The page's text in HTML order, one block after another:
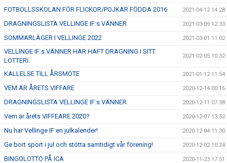
FOTBOLLSSKOLAN FÖR FLICKOR/POJKAR FÖDDA 2016 2021-04-12 14:28
DRAGNINGSLISTA VELLINGE IF:s VÄNNER 2021-03-09 12:33
SOMMARLÄGER I VELLINGE 2022 2021-03-01 11:02
VELLINGE IF:s VÄNNER HAR HAFT DRAGNING I SITT
LOTTERI.
2021-02-05 10:32
KALLELSE TILL ÅRSMÖTE 2021-01-12 11:54
VEM ÄR ÅRETS VIFFARE 2020-12-14 00:16
DRAGNINGSLISTA VELLINGE IF:s VÄNNER 2020-12-11 07:38
Vem är årets VIFFEARE 2020? 2020-12-07 13:52
Nu har Vellinge IF en julkalender! 2020-12-04 11:30
Ge bort sport i jul och stötta samtidigt vår förening! 2020-12-02 10:24
BINGOLOTTO PÅ ICA 2020-11-23 17:51